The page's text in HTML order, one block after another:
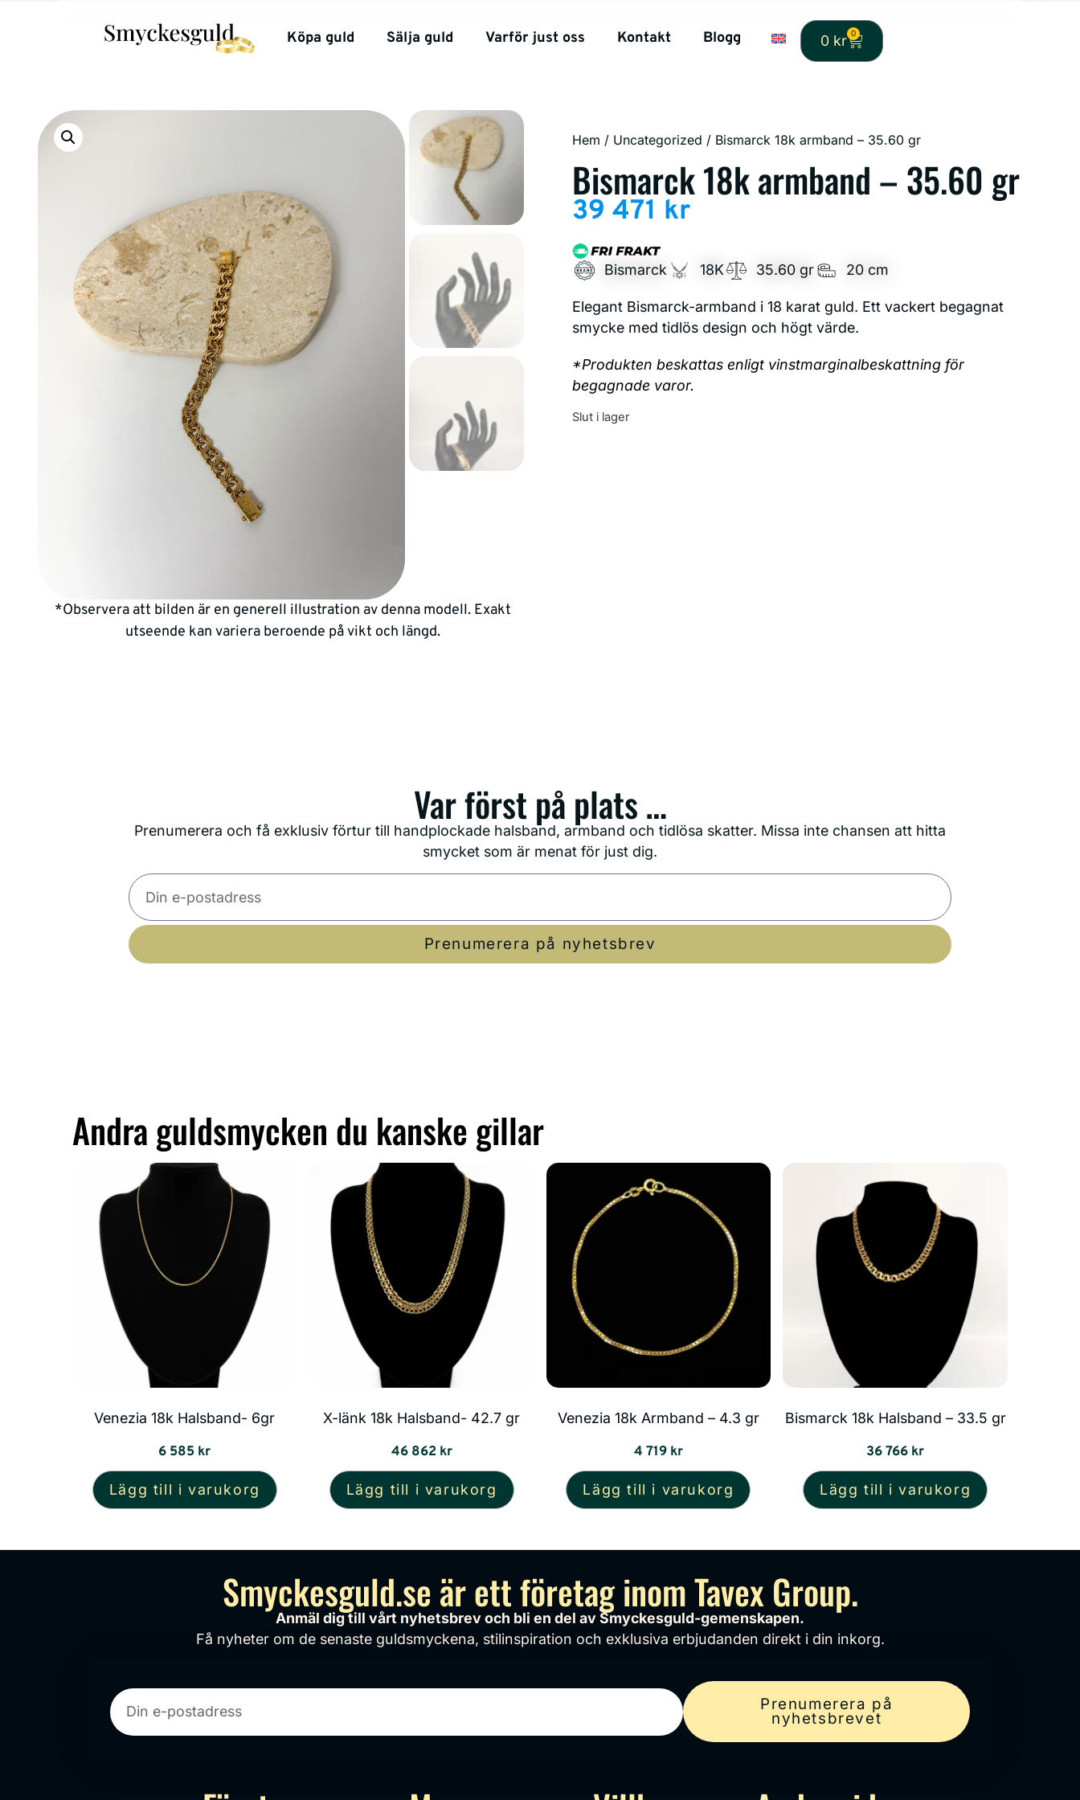
Köpa guld Sälja guld Varför just oss Kontakt Blogg 0 kr 0
*Observera att bilden är en generell illustration av denna modell. Exakt
utseende kan variera beroende på vikt och längd.
Hem / Uncategorized / Bismarck 18k armband – 35.60 gr
Bismarck 18k armband – 35.60 gr
39 471 kr
Bismarck 18K 35.60 gr 20 cm
Elegant Bismarck-armband i 18 karat guld. Ett vackert begagnat
smycke med tidlös design och högt värde.
*Produkten beskattas enligt vinstmarginalbeskattning för
begagnade varor.
Slut i lager
Var först på plats …
Prenumerera och få exklusiv förtur till handplockade halsband, armband och tidlösa skatter. Missa inte chansen att hitta
smycket som är menat för just dig.
Prenumerera på nyhetsbrev
Andra guldsmycken du kanske gillar
Venezia 18k Halsband- 6gr
6 585 kr
Lägg till i varukorg
X-länk 18k Halsband- 42.7 gr
46 862 kr
Lägg till i varukorg
Venezia 18k Armband – 4.3 gr
4 719 kr
Lägg till i varukorg
Bismarck 18k Halsband – 33.5 gr
36 766 kr
Lägg till i varukorg
Smyckesguld.se är ett företag inom Tavex Group.
Anmäl dig till vårt nyhetsbrev och bli en del av Smyckesguld-gemenskapen.
Få nyheter om de senaste guldsmyckena, stilinspiration och exklusiva erbjudanden direkt i din inkorg.
Prenumerera på
nyhetsbrevet